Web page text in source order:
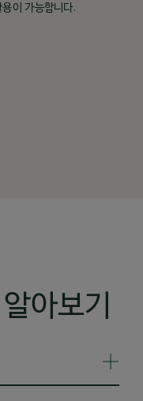
이 가능합니다.
입니다.
아보기